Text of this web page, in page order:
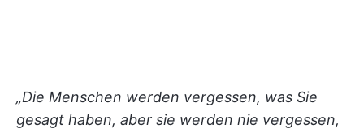
„Die Menschen werden vergessen, was Sie
gesagt haben, aber sie werden nie vergessen,